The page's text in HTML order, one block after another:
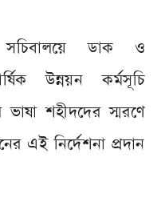
সচিবালয়ে ডাক ও
উন্নয়ন কর্মসূচি
ভাষা শহীদদের স্মরণে
এই নির্দেশনা প্রদান